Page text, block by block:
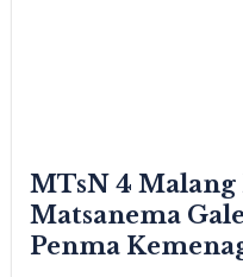
MTsN 4
Matsanema
Penma